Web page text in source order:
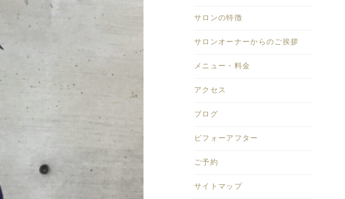
サロンの特徴
サロンオーナーからのご挨拶
メニュー・料金
アクセス
ブログ
ビフォーアフター
ご予約
サイトマップ